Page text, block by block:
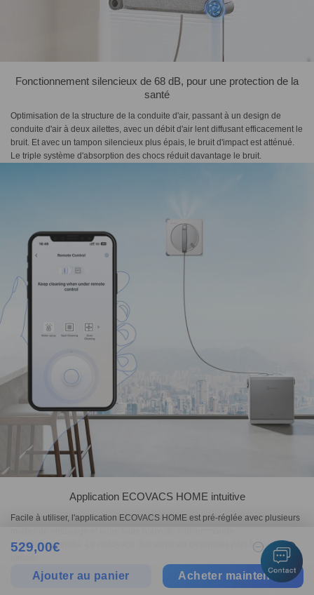
Fonctionnement silencieux de 68 dB, pour une protection de la
santé
Optimisation de la structure de la conduite d'air, passant à un design de
conduite d'air à deux ailettes, avec un débit d'air lent diffusant efficacement le
bruit. Et avec un tampon silencieux plus épais, le bruit d'impact est atténué.
Le triple système d'absorption des chocs réduit davantage le bruit.
Application ECOVACS HOME intuitive
Facile à utiliser, l'application ECOVACS HOME est pré-réglée avec plusieurs
omnidirectionnelle. Le nettoyage des vitres est désormais plus facile que
529,00€ 1
Ajouter au panier Acheter maintenant